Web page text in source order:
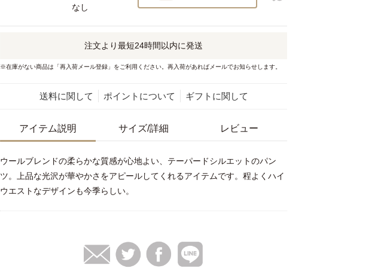
なし
注文より最短24時間以内に発送
※在庫がない商品は「再入荷メール登録」をご利用ください。再入荷があればメールでお知らせします。
送料に関して ポイントについて ギフトに関して
アイテム説明 サイズ/詳細 レビュー
ウールブレンドの柔らかな質感が心地よい、テーパードシルエットのパン
ツ。上品な光沢が華やかさをアピールしてくれるアイテムです。程よくハイ
ウエストなデザインも今季らしい。